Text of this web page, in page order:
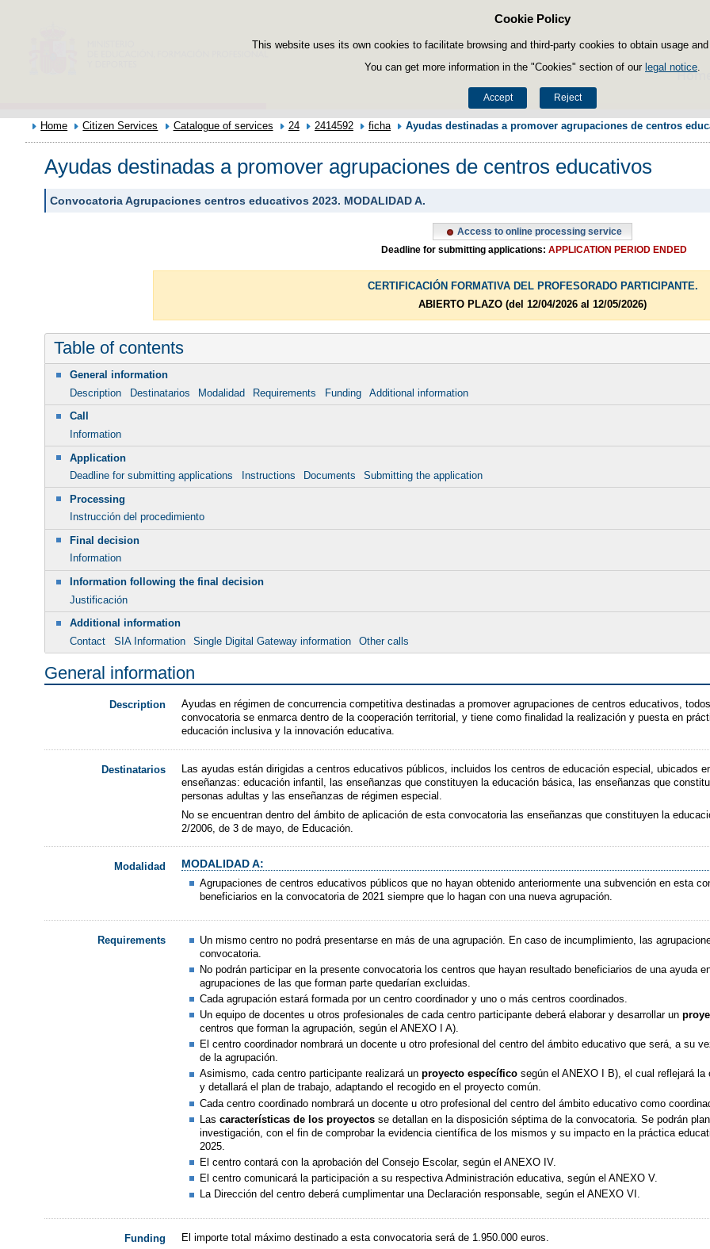
Cookie Policy
This website uses its own cookies to facilitate browsing and third-party cookies to obtain usage
You can get more information in the "Cookies" section of our legal notice
Accept Reject
Skip to content
Home Citizen Services Catalogue of services 24 2414592 ficha Ayudas destinadas a promover agrupaciones de centros
Ayudas destinadas a promover agrupaciones de centros educativos
Convocatoria Agrupaciones centros educativos 2023. MODALIDAD A.
Access to online processing service
Deadline for submitting applications: APPLICATION PERIOD ENDED
CERTIFICACIÓN FORMATIVA DEL PROFESORADO PARTICIPANTE.
ABIERTO PLAZO (del 12/04/2026 al 12/05/2026)
Table of contents
General information
Description
Destinatarios Modalidad Requirements Funding
Additional information
Call
Information
Application
Deadline for submitting applications
Instructions Documents
Submitting the application
Processing
Instrucción del procedimiento
Final decision
Information
Information following the final decision
Justificación
Additional information
Contact
SIA Information Single Digital Gateway information Other calls
General information
Description
Ayudas en régimen de concurrencia competitiva destinadas a promover agrupaciones de centros educativos,
convocatoria se enmarca dentro de la cooperación territorial, y tiene como finalidad la realización y puesta en
educación inclusiva y la innovación educativa.
Destinatarios
Las ayudas están dirigidas a centros educativos públicos, incluidos los centros de educación especial, ubicados
enseñanzas: educación infantil, las enseñanzas que constituyen la educación básica, las enseñanzas que
personas adultas y las enseñanzas de régimen especial.
No se encuentran dentro del ámbito de aplicación de esta convocatoria las enseñanzas que constituyen la
2/2006, de 3 de mayo, de Educación.
Modalidad MODALIDAD A:
Agrupaciones de centros educativos públicos que no hayan obtenido anteriormente una subvención en esta
beneficiarios en la convocatoria de 2021 siempre que lo hagan con una nueva agrupación.
Requirements
Un mismo centro no podrá presentarse en más de una agrupación. En caso de incumplimiento, las
convocatoria.
No podrán participar en la presente convocatoria los centros que hayan resultado beneficiarios de una ayuda
agrupaciones de las que forman parte quedarían excluidas.
Cada agrupación estará formada por un centro coordinador y uno o más centros coordinados.
Un equipo de docentes u otros profesionales de cada centro participante deberá elaborar y desarrollar un
centros que forman la agrupación, según el ANEXO I A).
El centro coordinador nombrará un docente u otro profesional del centro del ámbito educativo que será, a su
de la agrupación.
Asimismo, cada centro participante realizará unproyecto específicosegún el ANEXO I B), el cual reflejará
y detallará el plan de trabajo, adaptando el recogido en el proyecto común.
Cada centro coordinado nombrará un docente u otro profesional del centro del ámbito educativo como
Las características de los proyectosse detallan en la disposición séptima de la convocatoria. Se podrán
investigación, con el fin de comprobar la evidencia científica de los mismos y su impacto en la práctica
2025.
El centro contará con la aprobación del Consejo Escolar, según el ANEXO IV.
El centro comunicará la participación a su respectiva Administración educativa, según el ANEXO V.
La Dirección del centro deberá cumplimentar una Declaración responsable, según el ANEXO VI.
Funding
El importe total máximo destinado a esta convocatoria será de 1.950.000 euros.